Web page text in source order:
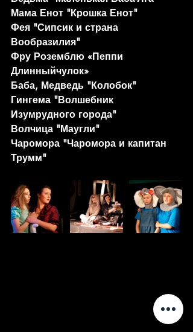
Мама Енот "Крошка Енот"
Фея "Сипсик и страна
Вообразилия"
Фру Роземблю «Пеппи
Длинныйчулок»
Баба, Медведь "Колобок"
Гингема "Волшебник
Изумрудного города"
Волчица "Маугли"
Чаромора "Чаромора и капитан
Трумм"